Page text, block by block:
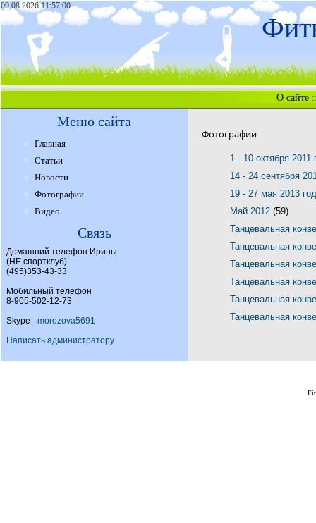
09.08.2026 11:57:00
О сайте
Меню сайта
Главная
Статьи
Новости
Фотографии
Видео
Связь
Домашний телефон Ирины
(НЕ спортклуб)
(495)353-43-33
Мобильный телефон
8-905-502-12-73
Skype - morozova5691
Написать администратору
Фотографии
1 - 10 октября 2011
14 - 24 сентября
19 - 27 мая 2013
Май 2012 (59)
Танцевальная
Танцевальная
Танцевальная
Танцевальная
Танцевальная
Танцевальная